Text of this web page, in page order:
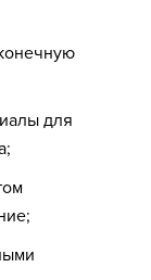
для